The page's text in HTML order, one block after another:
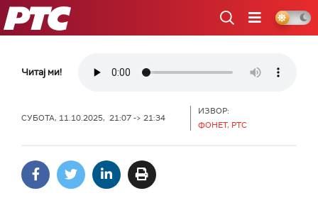
РТС
Читај ми!
СУБОТА, 11.10.2025, 21:07 -> 21:34
ИЗВОР:
ФОНЕТ, РТС